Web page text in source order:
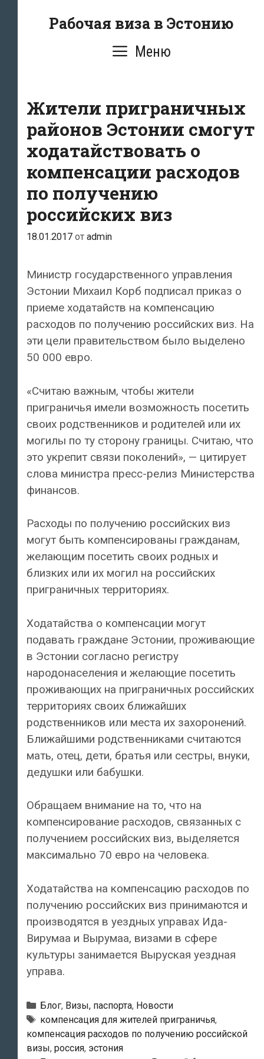
Рабочая виза в Эстонию
Меню
Жители приграничных
районов Эстонии смогут
ходатайствовать о
компенсации расходов
по получению
российских виз
18.01.2017 от admin
Министр государственного управления
Эстонии Михаил Корб подписал приказ о
приеме ходатайств на компенсацию
расходов по получению российских виз. На
эти цели правительством было выделено
50 000 евро.
«Считаю важным, чтобы жители
приграничья имели возможность посетить
своих родственников и родителей или их
могилы по ту сторону границы. Считаю, что
это укрепит связи поколений», — цитирует
слова министра пресс-релиз Министерства
финансов.
Расходы по получению российских виз
могут быть компенсированы гражданам,
желающим посетить своих родных и
близких или их могил на российских
приграничных территориях.
Ходатайства о компенсации могут
подавать граждане Эстонии, проживающие
в Эстонии согласно регистру
народонаселения и желающие посетить
проживающих на приграничных российских
территориях своих ближайших
родственников или места их захоронений.
Ближайшими родственниками считаются
мать, отец, дети, братья или сестры, внуки,
дедушки или бабушки.
Обращаем внимание на то, что на
компенсирование расходов, связанных с
получением российских виз, выделяется
максимально 70 евро на человека.
Ходатайства на компенсацию расходов по
получению российских виз принимаются и
производятся в уездных управах Ида-
Вирумаа и Вырумаа, визами в сфере
культуры занимается Выруская уездная
управа.
Рубрики
Блог, Визы, паспорта, Новости
Метки
компенсация для жителей приграничья,
компенсация расходов по получению российской
визы, россия, эстония